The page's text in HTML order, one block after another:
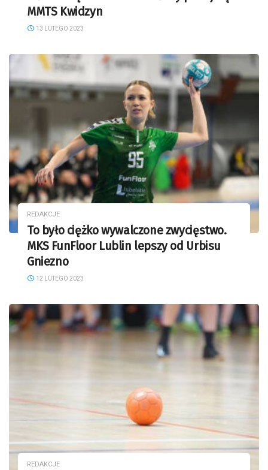
MMTS Kwidzyn
13 LUTEGO 2023
REDAKCJE
To było ciężko wywalczone zwycięstwo.
MKS FunFloor Lublin lepszy od Urbisu
Gniezno
12 LUTEGO 2023
REDAKCJE